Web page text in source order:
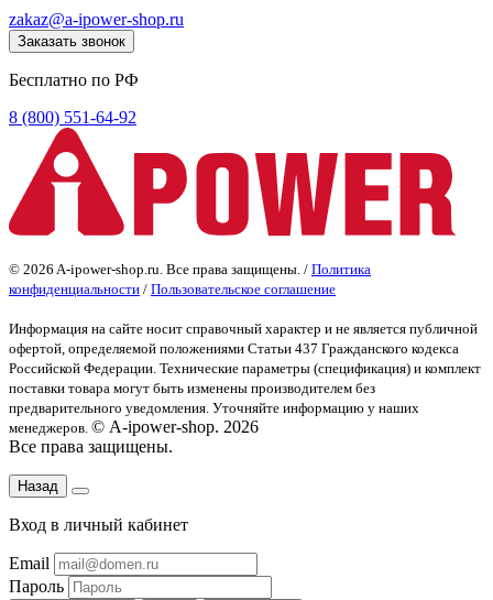
zakaz@a-ipower-shop.ru
Заказать звонок
Бесплатно по РФ
8 (800) 551-64-92
© 2026 A-ipower-shop.ru. Все права защищены. / Политика
конфиденциальности / Пользовательское соглашение
Информация на сайте носит справочный характер и не является публичной
офертой , определяемой положениями Статьи 437 Гражданского кодекса
Российской Федерации. Технические параметры (спецификация) и комплект
поставки товара могут быть изменены производителем без
предварительного уведомления. Уточняйте информацию у наших
менеджеров. © A-ipower-shop. 2026
Все права защищены.
Назад
Вход в личный кабинет
Email
Пароль